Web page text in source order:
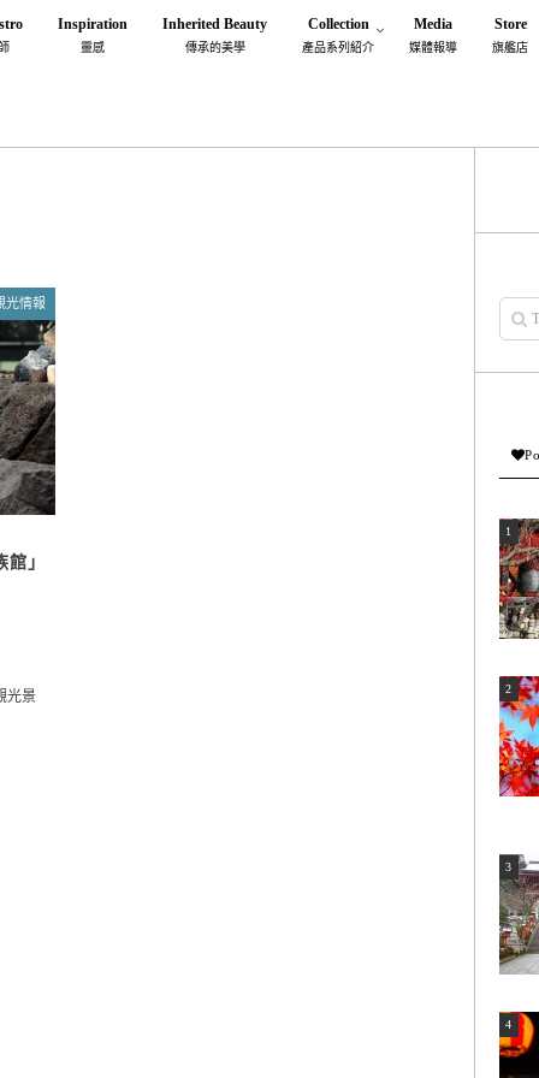
Inspiration
靈感
Inherited Beauty
傳承的美學
Collection
產品系列紹介
Media
媒體報導
Store
旗艦店
光情報
」
光景